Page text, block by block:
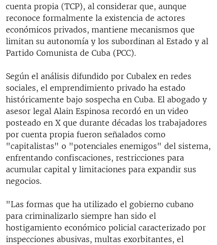
cuenta propia (TCP), al considerar que, aunque
reconoce formalmente la existencia de actores
económicos privados, mantiene mecanismos que
limitan su autonomía y los subordinan al Estado y al
Partido Comunista de Cuba (PCC).
Según el análisis difundido por Cubalex en redes
sociales, el emprendimiento privado ha estado
históricamente bajo sospecha en Cuba. El abogado y
asesor legal Alain Espinosa recordó en un video
posteado en X que durante décadas los trabajadores
por cuenta propia fueron señalados como
"capitalistas" o "potenciales enemigos" del sistema,
enfrentando confiscaciones, restricciones para
acumular capital y limitaciones para expandir sus
negocios.
"Las formas que ha utilizado el gobierno cubano
para criminalizarlo siempre han sido el
hostigamiento económico policial caracterizado por
inspecciones abusivas, multas exorbitantes, el